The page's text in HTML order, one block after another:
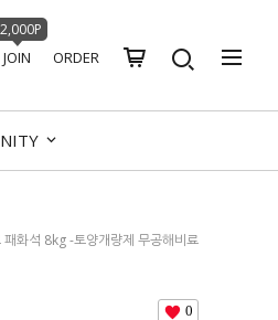
JOIN ORDER
패화석 8kg -토양개량제 무공해비료
0